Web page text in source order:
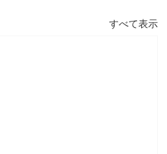
すべて表示